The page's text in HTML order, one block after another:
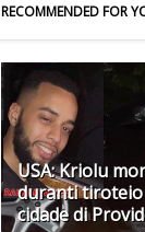
RECOMMENDED FOR
USA: Kriolu
duranti tiroteio
cidade di